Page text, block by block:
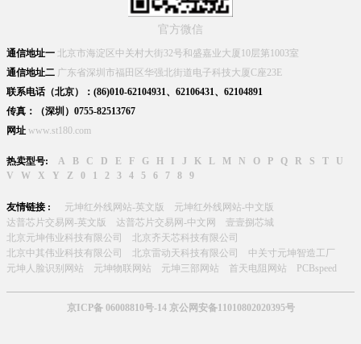
官方微信
通信地址一 北京市海淀区中关村大街32号和盛嘉业大厦10层第1003室
通信地址二 广东省深圳市福田区华强北街道电子科技大厦C座23E
联系电话（北京）：(86)010-62104931、62106431、62104891
传真：（深圳）0755-82513767
网址 www.st180.com
热卖型号: A B C D E F G H J K L M N O P Q R S T
U
V
W X Y Z 0 1 2 3 4 5 6 7 8 9
友情链接 : 元坤红外线网站-英文版
元坤红外线网站-中文版
达普芯片交易网-英文版
达普芯片交易网-中文网
壹壹捌芯城
北京元坤伟业科技有限公司
北京齐天芯科技有限公司
北京中其伟业科技有限公司
北京雷动天科技有限公司
中关寸元坤智造工厂
元坤人脸识别网站
元坤物联网站 元坤三部网站 首天电阻网站 PCBspeed
京ICP备 06008810号-14 京公网安备11010802020395号